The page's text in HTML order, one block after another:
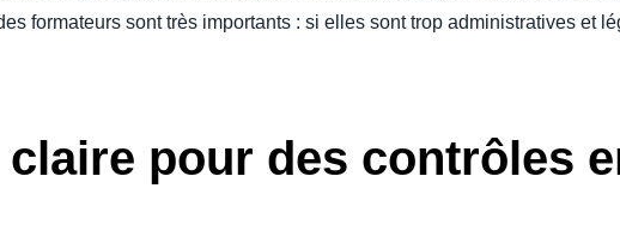
formateurs sont très importants : si elles sont trop administratives et
pour des contrôles